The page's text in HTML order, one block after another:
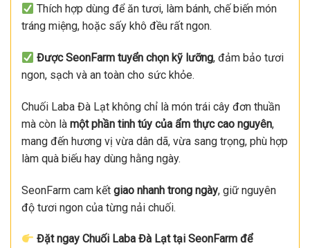
Thích hợp dùng để ăn tươi, làm bánh, chế biến món
tráng miệng, hoặc sấy khô đều rất ngon.
Được SeonFarm tuyển chọn kỹ lưỡng, đảm bảo tươi
ngon, sạch và an toàn cho sức khỏe.
Chuối Laba Đà Lạt không chỉ là món trái cây đơn thuần
mà còn là một phần tinh túy của ẩm thực cao nguyên,
mang đến hương vị vừa dân dã, vừa sang trọng, phù hợp
làm quà biếu hay dùng hằng ngày.
SeonFarm cam kết giao nhanh trong ngày, giữ nguyên
độ tươi ngon của từng nải chuối.
Đặt ngay Chuối Laba Đà Lạt tại SeonFarm để